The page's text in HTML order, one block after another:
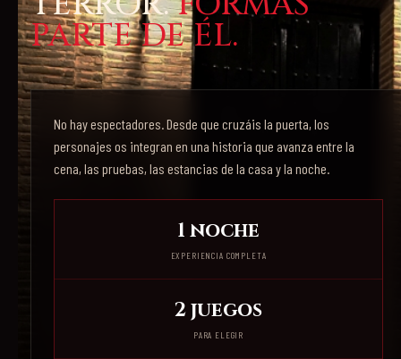
PARTE DE ÉL.
No hay espectadores. Desde que cruzáis la puerta, los
personajes os integran en una historia que avanza entre la
cena, las pruebas, las estancias de la casa y la noche.
1 noche
EXPERIENCIA COMPLETA
2 juegos
PARA ELEGIR